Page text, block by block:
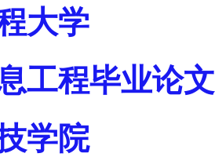
大学
工程毕业论文
学院